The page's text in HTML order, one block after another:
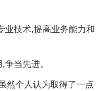
业技术,提高业务能力和
当先进。
然个人认为取得了一点